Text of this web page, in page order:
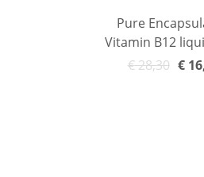
Pure
Vitamin B12
€28,30 €